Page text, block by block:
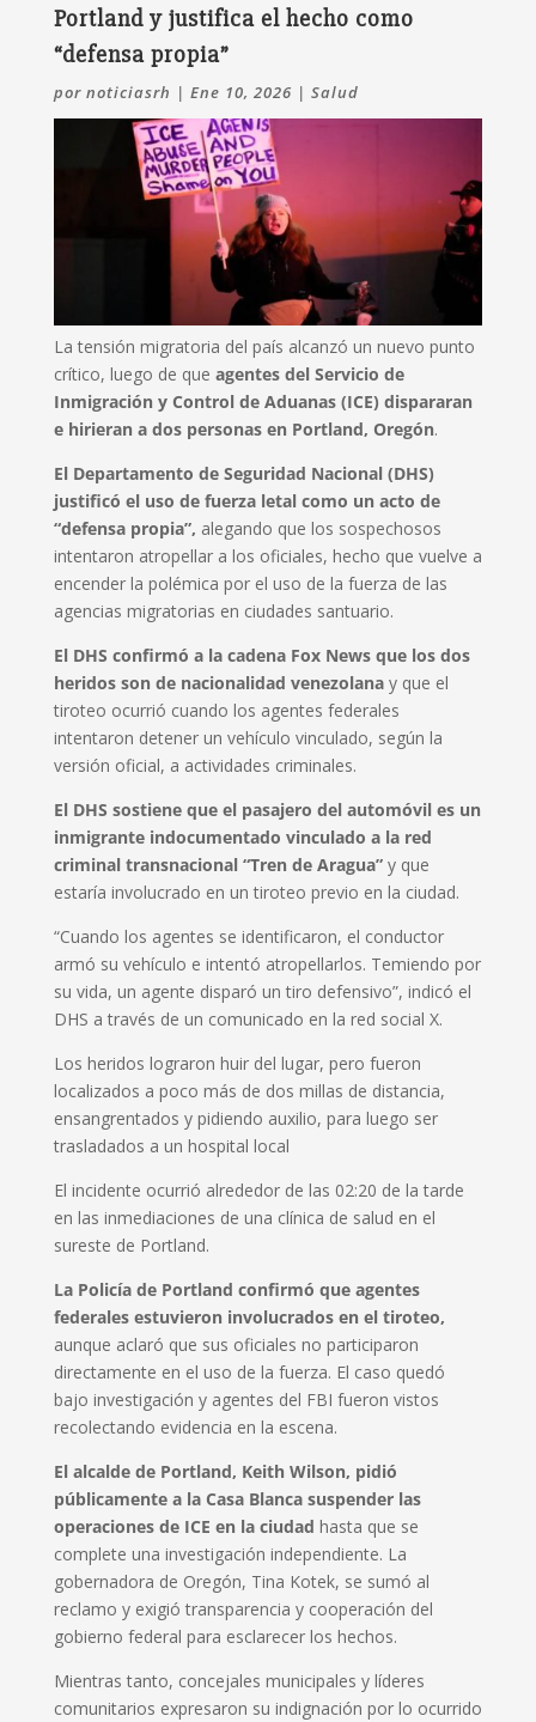
Portland y justifica el hecho como
“defensa propia”
por noticiasrh | Ene 10, 2026 | Salud
La tensión migratoria del país alcanzó un nuevo punto
crítico, luego de que agentes del Servicio de
Inmigración y Control de Aduanas (ICE) dispararan
e hirieran a dos personas en Portland, Oregón.
El Departamento de Seguridad Nacional (DHS)
justificó el uso de fuerza letal como un acto de
“defensa propia”, alegando que los sospechosos
intentaron atropellar a los oficiales, hecho que vuelve a
encender la polémica por el uso de la fuerza de las
agencias migratorias en ciudades santuario.
El DHS confirmó a la cadena Fox News que los dos
heridos son de nacionalidad venezolanay que el
tiroteo ocurrió cuando los agentes federales
intentaron detener un vehículo vinculado, según la
versión oficial, a actividades criminales.
El DHS sostiene que el pasajero del automóvil es un
inmigrante indocumentado vinculado a la red
criminal transnacional “Tren de Aragua”y que
estaría involucrado en un tiroteo previo en la ciudad.
“Cuando los agentes se identificaron, el conductor
armó su vehículo e intentó atropellarlos. Temiendo por
su vida, un agente disparó un tiro defensivo”, indicó el
DHS a través de un comunicado en la red social X.
Los heridos lograron huir del lugar, pero fueron
localizados a poco más de dos millas de distancia,
ensangrentados y pidiendo auxilio, para luego ser
trasladados a un hospital local
El incidente ocurrió alrededor de las 02:20 de la tarde
en las inmediaciones de una clínica de salud en el
sureste de Portland.
La Policía de Portland confirmó que agentes
federales estuvieron involucrados en el tiroteo,
aunque aclaró que sus oficiales no participaron
directamente en el uso de la fuerza. El caso quedó
bajo investigación y agentes del FBI fueron vistos
recolectando evidencia en la escena.
El alcalde de Portland, Keith Wilson, pidió
públicamente a la Casa Blanca suspender las
operaciones de ICE en la ciudad hasta que se
complete una investigación independiente. La
gobernadora de Oregón, Tina Kotek, se sumó al
reclamo y exigió transparencia y cooperación del
gobierno federal para esclarecer los hechos.
Mientras tanto, concejales municipales y líderes
comunitarios expresaron su indignación por lo ocurrido